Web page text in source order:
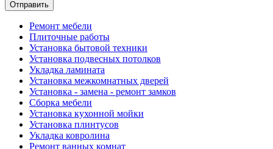
Ремонт мебели
Плиточные работы
Установка бытовой техники
Установка подвесных потолков
Укладка ламината
Установка межкомнатных дверей
Установка - замена - ремонт замков
Сборка мебели
Установка кухонной мойки
Установка плинтусов
Укладка ковролина
Ремонт ванных комнат